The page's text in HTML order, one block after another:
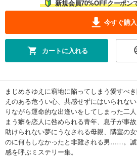
新規会員70%OFFクーポン
今すぐ購入
カートに入れる
まじめさゆえに窮地に陥ってしまう愛すべ
えのある危うい心、共感せずにはいられな
りながら運命的な出逢いをしてしまった二
まう癖を恋人に咎められる青年、息子が事
助けられない夢にうなされる母親、隣室の
のに何もしなかったと非難される男……。
感を呼ぶミステリー集。